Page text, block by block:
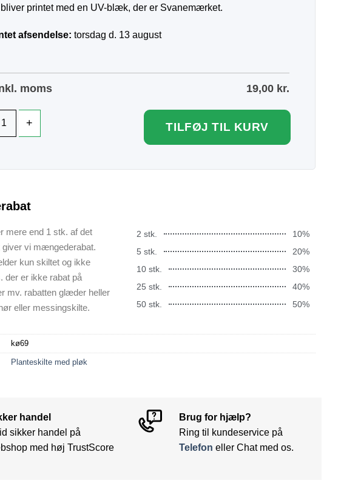
printet med en UV-blæk, der er Svanemærket.
afsendelse: torsdag d. 13 august
moms 19,00 kr.
TILFØJ TIL KURV
mere end 1 stk. af det
vi mængederabat.
kun skiltet og ikke
der er ikke rabat på
mv. rabatten glæder heller
eller messingskilte.
2 stk.
10%
5 stk.
20%
10 stk.
30%
25 stk.
40%
50 stk.
50%
kø69
Planteskilte med pløk
handel
sikker handel på
med høj TrustScore
Brug for hjælp?
Ring til kundeservice på
Telefon eller Chat med os.